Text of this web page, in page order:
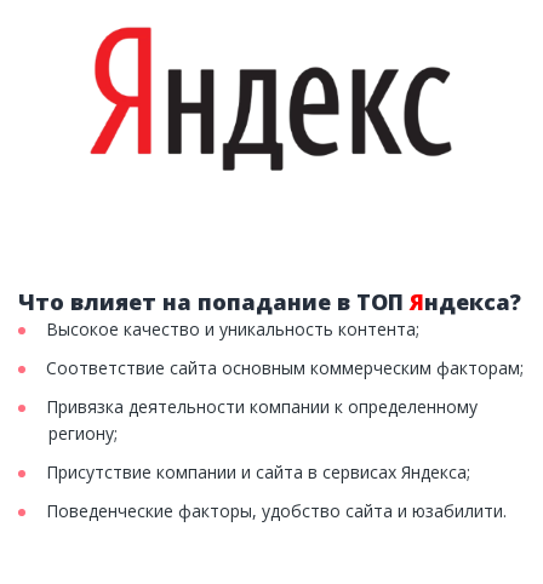
Что влияет на попадание в ТОП Яндекса?
Высокое качество и уникальность контента;
Соответствие сайта основным коммерческим факторам;
Привязка деятельности компании к определенному
региону;
Присутствие компании и сайта в сервисах Яндекса;
Поведенческие факторы, удобство сайта и юзабилити.